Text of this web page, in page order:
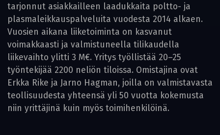
tarjonnut asiakkailleen laadukkaita poltto- ja
plasmaleikkauspalveluita vuodesta 2014 alkaen.
Vuosien aikana liiketoiminta on kasvanut
voimakkaasti ja valmistuneella tilikaudella
liikevaihto ylitti 3 M€. Yritys työllistää 20–25
työntekijää 2200 neliön tiloissa. Omistajina ovat
Erkka Rike ja Jarno Hagman, joilla on valmistavasta
teollisuudesta yhteensä yli 50 vuotta kokemusta
niin yrittäjinä kuin myös toimihenkilöinä.